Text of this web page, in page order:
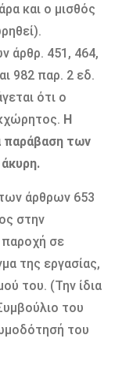
και ο μισθός
άρθρ. 451, 464,
982 παρ. 2 εδ.
ότι ο
Η
παράβαση των
άρθρων 653
στην
σε
της εργασίας,
του. (Την ίδια
του
του